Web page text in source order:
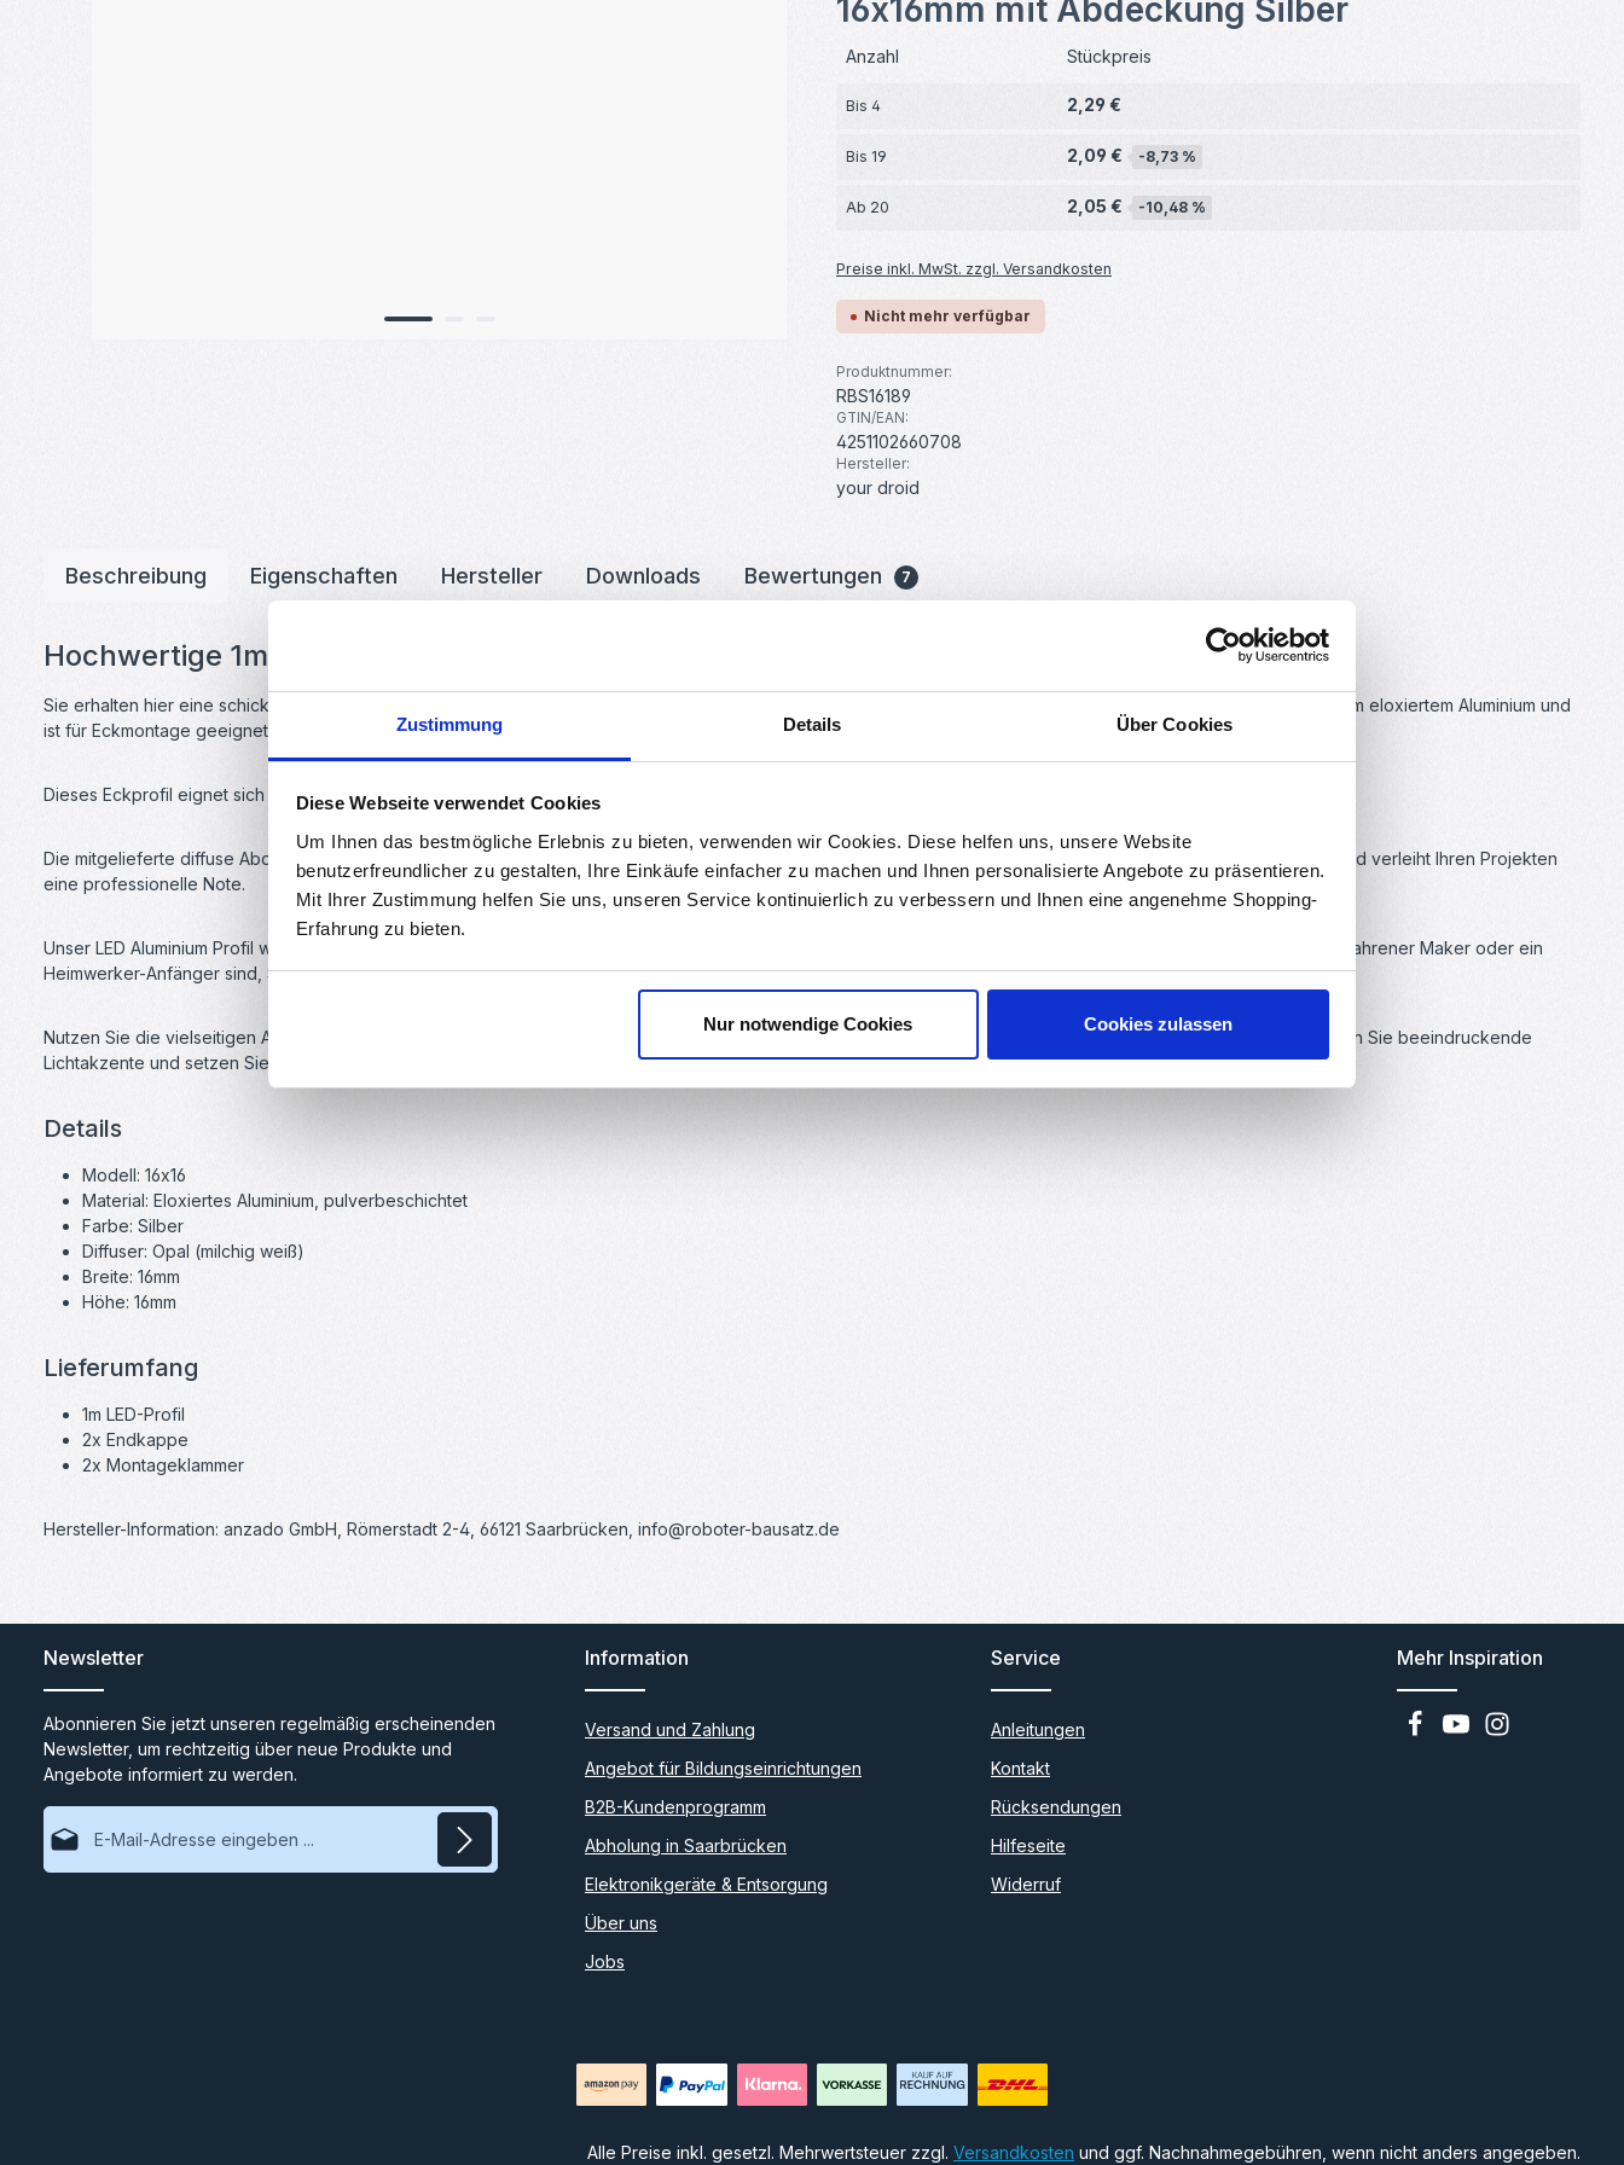
Zustimmung Details Über Cookies
Diese Webseite verwendet Cookies
Um Ihnen das bestmögliche Erlebnis zu bieten, verwenden wir Cookies. Diese helfen uns, unsere Website
benutzerfreundlicher zu gestalten, Ihre Einkäufe einfacher zu machen und Ihnen personalisierte Angebote zu präsentieren.
Mit Ihrer Zustimmung helfen Sie uns, unseren Service kontinuierlich zu verbessern und Ihnen eine angenehme Shopping-
Erfahrung zu bieten.
Nur notwendige Cookies Cookies zulassen
16x16mm mit Abdeckung Silber
Anzahl Stückpreis
Bis 4 2,29 €
Bis 19 2,09 € -8,73 %
Ab 20 2,05 € -10,48 %
Preise inkl. MwSt. zzgl. Versandkosten
Nicht mehr verfügbar
Produktnummer:
RBS16189
GTIN/EAN:
4251102660708
Hersteller:
your droid
Beschreibung Eigenschaften Hersteller Downloads Bewertungen 7
Hochwertige 1m Aluminiumprofilschiene für LED-Strips bis 10mm in silber
Sie erhalten hier eine schicke 1m lange Profilschiene für verschiedenste LED-Strips inkl. Abdeckung und Montagematerial . Das Aluprofil ist aus leichten, aber stabilem eloxiertem Aluminium und
ist für Eckmontage geeignet.
Dieses Eckprofil eignet sich perfekt für den Einsatz an Decken, Wänden, Vitrinen und Schränken.
Die mitgelieferte diffuse Abdeckung sorgt für eine gleichmäßige Lichtverteilung und mildert harte Schatten. Dies schafft eine angenehme Beleuchtungsumgebung und verleiht Ihren Projekten
eine professionelle Note.
Unser LED Aluminium Profil wird mit allem benötigten Montagezubehör geliefert, um Ihnen eine unkomplizierte Installation zu ermöglichen. Ganz gleich, ob Sie ein erfahrener Maker oder ein
Heimwerker-Anfänger sind, Sie werden begeistert sein, wie mühelos Sie Ihre LED-Beleuchtung mit diesem Profil verbessern können.
Nutzen Sie die vielseitigen Anwendungsmöglichkeiten dieses LED Aluminiumprofils in Wohnräumen, Küchen, Büros oder anderen Bereichen Ihres Zuhauses. Schaffen Sie beeindruckende
Lichtakzente und setzen Sie Ihre kreativen Ideen in die Realität um.
Details
Modell: 16x16
Material: Eloxiertes Aluminium, pulverbeschichtet
Farbe: Silber
Diffuser: Opal (milchig weiß)
Breite: 16mm
Höhe: 16mm
Lieferumfang
1m LED-Profil
2x Endkappe
2x Montageklammer
Hersteller-Information: anzado GmbH, Römerstadt 2-4, 66121 Saarbrücken, info@roboter-bausatz.de
Newsletter
Abonnieren Sie jetzt unseren regelmäßig erscheinenden
Newsletter, um rechtzeitig über neue Produkte und
Angebote informiert zu werden.
E-Mail-Adresse*
Information
Versand und Zahlung
Angebot für Bildungseinrichtungen
B2B-Kundenprogramm
Abholung in Saarbrücken
Elektronikgeräte & Entsorgung
Über uns
Jobs
Service
Anleitungen
Kontakt
Rücksendungen
Hilfeseite
Widerruf
Mehr Inspiration
Alle Preise inkl. gesetzl. Mehrwertsteuer zzgl. Versandkosten und ggf. Nachnahmegebühren, wenn nicht anders angegeben.